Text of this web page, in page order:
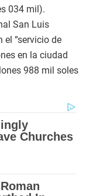
034 mil).
San Luis
el “servicio de
en la ciudad
988 mil soles